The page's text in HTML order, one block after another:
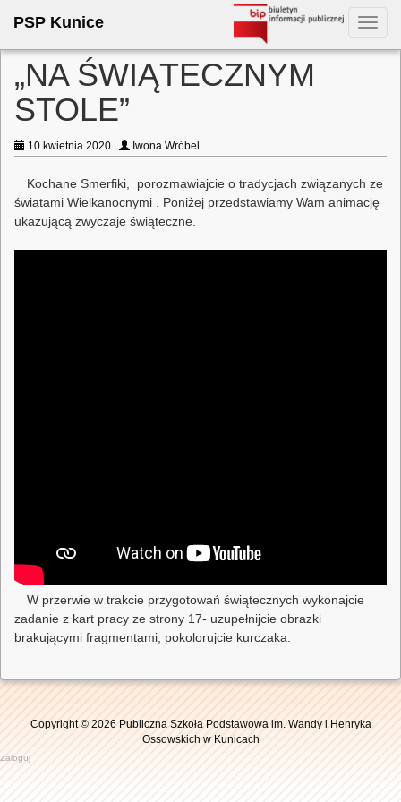
PSP Kunice
„NA ŚWIĄTECZNYM
STOLE”
10 kwietnia 2020 Iwona Wróbel
Kochane Smerfiki, porozmawiajcie o tradycjach związanych ze
światami Wielkanocnymi . Poniżej przedstawiamy Wam animację
ukazującą zwyczaje świąteczne.
W przerwie w trakcie przygotowań świątecznych wykonajcie
zadanie z kart pracy ze strony 17- uzupełnijcie obrazki
brakującymi fragmentami, pokolorujcie kurczaka.
Copyright © 2026 Publiczna Szkoła Podstawowa im. Wandy i Henryka
Ossowskich w Kunicach
Zaloguj